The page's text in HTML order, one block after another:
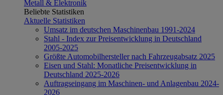
Metall & Elektronik
Beliebte Statistiken
Aktuelle Statistiken
Umsatz im deutschen Maschinenbau 1991-2024
Stahl - Index zur Preisentwicklung in Deutschland
2005-2025
Größte Automobilhersteller nach Fahrzeugabsatz 2025
Eisen und Stahl: Monatliche Preisentwicklung in
Deutschland 2025-2026
Auftragseingang im Maschinen- und Anlagenbau 2024-
2026